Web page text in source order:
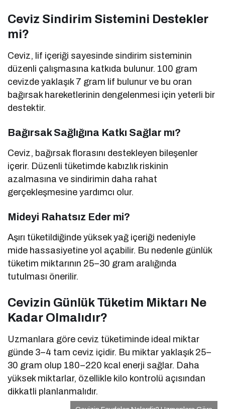
Ceviz Sindirim Sistemini Destekler
mi?
Ceviz, lif içeriği sayesinde sindirim sisteminin
düzenli çalışmasına katkıda bulunur. 100 gram
cevizde yaklaşık 7 gram lif bulunur ve bu oran
bağırsak hareketlerinin dengelenmesi için yeterli bir
destektir.
Bağırsak Sağlığına Katkı Sağlar mı?
Ceviz, bağırsak florasını destekleyen bileşenler
içerir. Düzenli tüketimde kabızlık riskinin
azalmasına ve sindirimin daha rahat
gerçekleşmesine yardımcı olur.
Mideyi Rahatsız Eder mi?
Aşırı tüketildiğinde yüksek yağ içeriği nedeniyle
mide hassasiyetine yol açabilir. Bu nedenle günlük
tüketim miktarının 25–30 gram aralığında
tutulması önerilir.
Cevizin Günlük Tüketim Miktarı Ne
Kadar Olmalıdır?
Uzmanlara göre ceviz tüketiminde ideal miktar
günde 3–4 tam ceviz içidir. Bu miktar yaklaşık 25–
30 gram olup 180–220 kcal enerji sağlar. Daha
yüksek miktarlar, özellikle kilo kontrolü açısından
dikkatli planlanmalıdır.